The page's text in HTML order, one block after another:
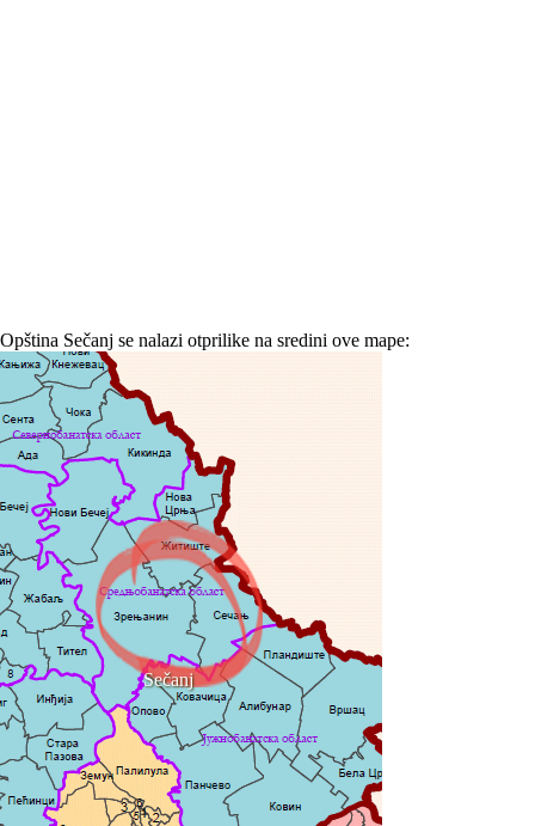
Opština Sečanj se nalazi otprilike na sredini ove mape:
Sečanj